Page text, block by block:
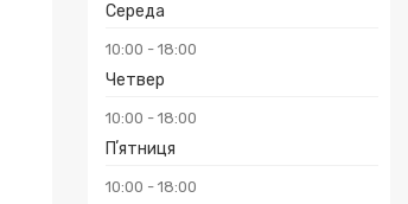
Середа
10:00 18:00
Четвер
10:00 18:00
Пʼятниця
10:00 18:00